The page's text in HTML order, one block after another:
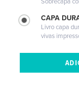
CAPA
Livro capa
vivas